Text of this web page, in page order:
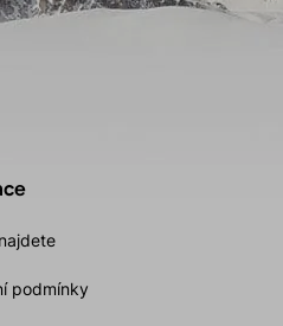
podmínky